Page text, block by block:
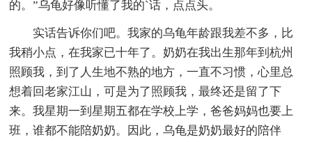
的。”乌龟好像听懂了我的`话，点点头。
实话告诉你们吧。我家的乌龟年龄跟我差不多，比
我稍小点，在我家已十年了。奶奶在我出生那年到杭州
照顾我，到了人生地不熟的地方，一直不习惯，心里总
想着回老家江山，可是为了照顾我，最终还是留了下
来。我星期一到星期五都在学校上学，爸爸妈妈也要上
班，谁都不能陪奶奶。因此，乌龟是奶奶最好的陪伴